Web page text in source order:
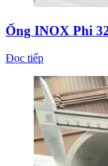
Ống INOX Phi
Đọc tiếp